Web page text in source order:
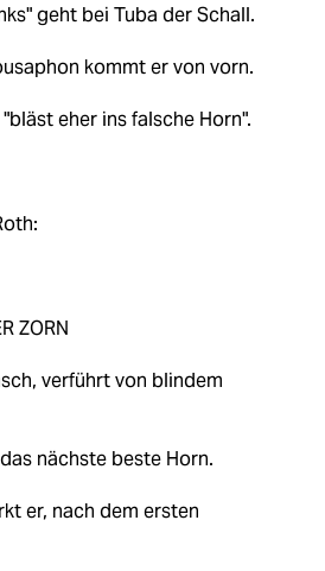
geht bei Tuba der Schall.
kommt er von vorn.
eher ins falsche Horn".
ZORN
verführt von blindem
nächste beste Horn.
er, nach dem ersten